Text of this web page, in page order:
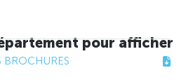
BROCHURES
pour afficher